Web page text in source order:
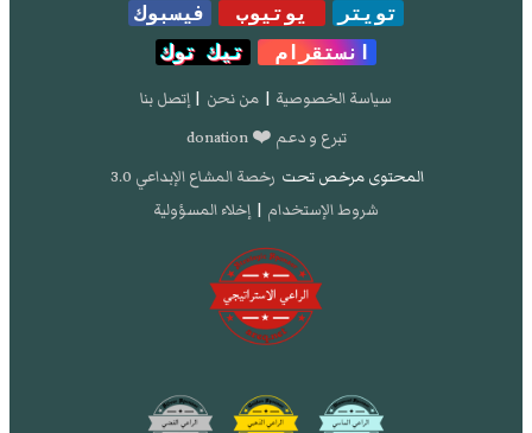
تويتر يوتيوب
فيسبوك
انستقرام
تيك توك
سياسة الخصوصية | من نحن | إتصل بنا
تبرع و دعم ❤️ donation
المحتوى مرخص تحت رخصة المشاع الإبداعي 3.0
شروط الإستخدام | إخلاء المسؤولية